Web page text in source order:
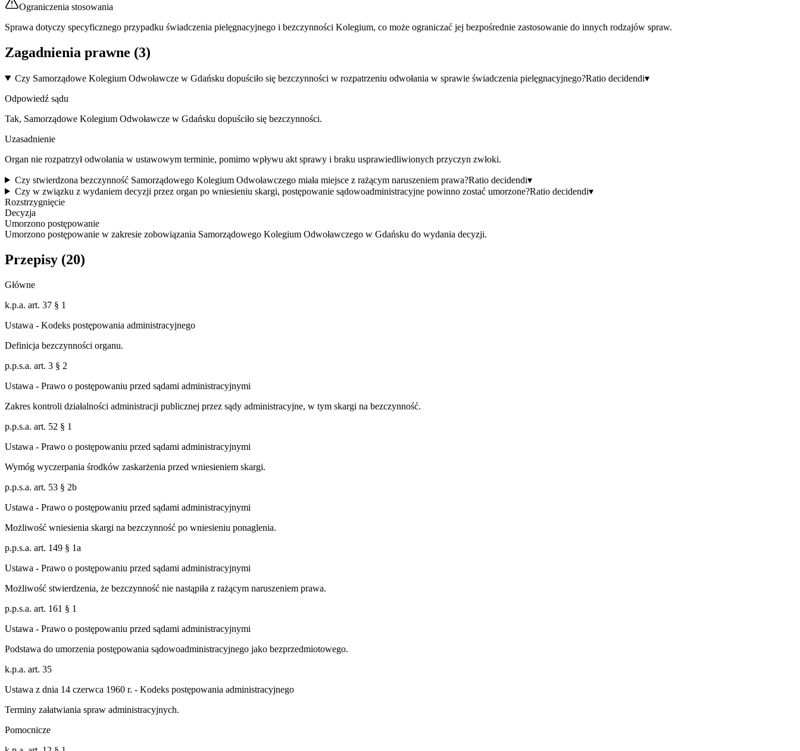
Ograniczenia stosowania
Sprawa dotyczy specyficznego przypadku świadczenia pielęgnacyjnego i bezczynności Kolegium, co może ograniczać jej bezpośrednie zastosowanie do innych rodzajów spraw.
Zagadnienia prawne (3)
Czy Samorządowe Kolegium Odwoławcze w Gdańsku dopuściło się bezczynności w rozpatrzeniu odwołania w sprawie świadczenia pielęgnacyjnego?Ratio decidendi▾
Odpowiedź sądu
Tak, Samorządowe Kolegium Odwoławcze w Gdańsku dopuściło się bezczynności.
Uzasadnienie
Organ nie rozpatrzył odwołania w ustawowym terminie, pomimo wpływu akt sprawy i braku usprawiedliwionych przyczyn zwłoki.
Czy stwierdzona bezczynność Samorządowego Kolegium Odwoławczego miała miejsce z rażącym naruszeniem prawa?Ratio decidendi▾
Czy w związku z wydaniem decyzji przez organ po wniesieniu skargi, postępowanie sądowoadministracyjne powinno zostać umorzone?Ratio decidendi▾
Rozstrzygnięcie
Decyzja
Umorzono postępowanie
Umorzono postępowanie w zakresie zobowiązania Samorządowego Kolegium Odwoławczego w Gdańsku do wydania decyzji.
Przepisy (20)
Główne
k.p.a. art. 37 § 1
Ustawa - Kodeks postępowania administracyjnego
Definicja bezczynności organu.
p.p.s.a. art. 3 § 2
Ustawa - Prawo o postępowaniu przed sądami administracyjnymi
Zakres kontroli działalności administracji publicznej przez sądy administracyjne, w tym skargi na bezczynność.
p.p.s.a. art. 52 § 1
Ustawa - Prawo o postępowaniu przed sądami administracyjnymi
Wymóg wyczerpania środków zaskarżenia przed wniesieniem skargi.
p.p.s.a. art. 53 § 2b
Ustawa - Prawo o postępowaniu przed sądami administracyjnymi
Możliwość wniesienia skargi na bezczynność po wniesieniu ponaglenia.
p.p.s.a. art. 149 § 1a
Ustawa - Prawo o postępowaniu przed sądami administracyjnymi
Możliwość stwierdzenia, że bezczynność nie nastąpiła z rażącym naruszeniem prawa.
p.p.s.a. art. 161 § 1
Ustawa - Prawo o postępowaniu przed sądami administracyjnymi
Podstawa do umorzenia postępowania sądowoadministracyjnego jako bezprzedmiotowego.
k.p.a. art. 35
Ustawa z dnia 14 czerwca 1960 r. - Kodeks postępowania administracyjnego
Terminy załatwiania spraw administracyjnych.
Pomocnicze